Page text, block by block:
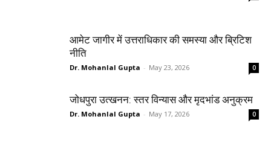
आमेट जागीर में उत्तराधिकार की समस्या और ब्रिटिश
नीति
Dr. Mohanlal Gupta - May 23, 2026 0
जोधपुरा उत्खनन: स्तर विन्यास और मृदभांड अनुक्रम
Dr. Mohanlal Gupta - May 17, 2026 0